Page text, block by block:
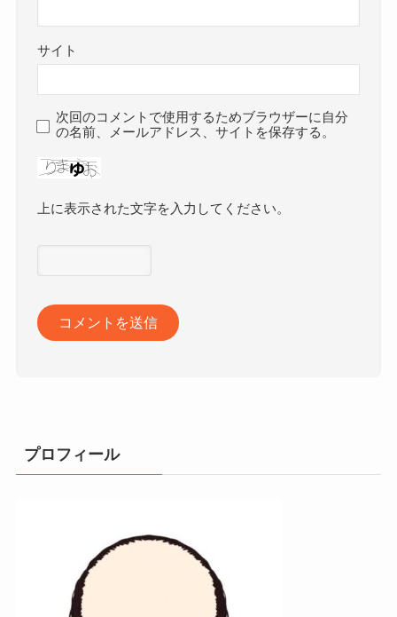
サイト
次回のコメントで使用するためブラウザーに自分
の名前、メールアドレス、サイトを保存する。
上に表示された文字を入力してください。
プロフィール